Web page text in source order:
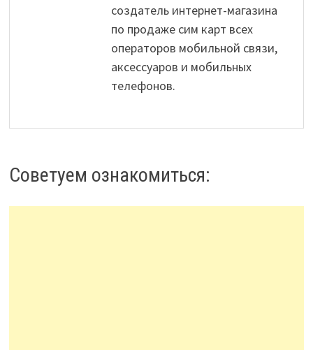
создатель интернет-магазина
по продаже сим карт всех
операторов мобильной связи,
аксессуаров и мобильных
телефонов.
Советуем ознакомиться: